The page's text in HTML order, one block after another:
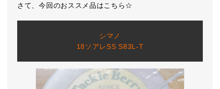
さて、今回のおススメ品はこちら☆
シマノ
18ソアレSS S83L-T